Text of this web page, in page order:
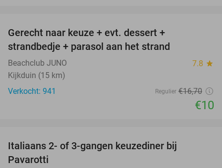
Gerecht naar keuze + evt. dessert +
strandbedje + parasol aan het strand
Beachclub JUNO 7.8 star
Kijkduin (15 km)
Verkocht: 941
Regulier €16,70
€10
Italiaans 2- of 3-gangen keuzediner bij
Pavarotti